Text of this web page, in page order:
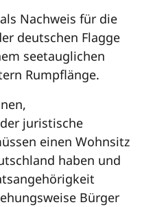
Nachweis für die
deutschen Flagge
seetauglichen
Rumpflänge.
juristische
einen Wohnsitz
haben und
Bürger